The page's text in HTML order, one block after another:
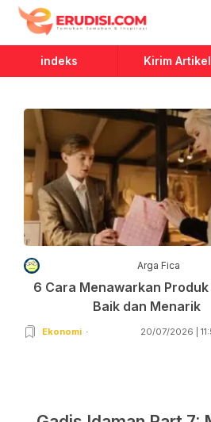
Erudisi
Temukan Jawaban dan Inspirasi
indeks Kirim Artikel
Arga Fica
6 Cara Menawarkan
Baik dan Menarik
Ekonomi 20/07/2026 |